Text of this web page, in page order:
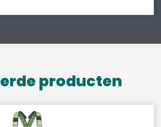
producten